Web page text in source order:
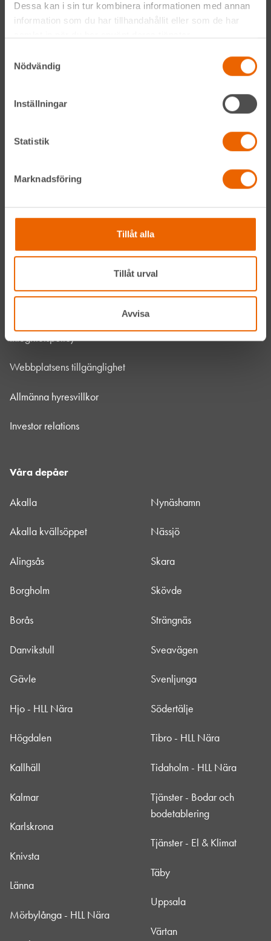
Dessa kan i sin tur kombinera informationen med annan
information som du har tillhandahållit eller som de har
Nödvändig
Inställningar
Statistik
Marknadsföring
Tillåt alla
Tillåt urval
Avvisa
Våra maskiner
Jobba hos oss
HLLÅ! Vår värld
Kontakta oss
Bli kund
Integritetspolicy
Webbplatsens tillgänglighet
Allmänna hyresvillkor
Investor relations
Våra depåer
Akalla
Akalla kvällsöppet
Alingsås
Borgholm
Borås
Danvikstull
Gävle
Hjo - HLL Nära
Högdalen
Kallhäll
Kalmar
Karlskrona
Knivsta
Länna
Mörbylånga - HLL Nära
Nynäshamn
Nässjö
Skara
Skövde
Strängnäs
Sveavägen
Svenljunga
Södertälje
Tibro - HLL Nära
Tidaholm - HLL Nära
Tjänster - Bodar och
bodetablering
Tjänster - El & Klimat
Täby
Uppsala
Värtan